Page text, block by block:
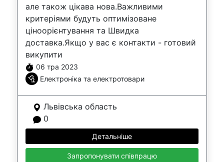
але також цікава нова.Важливими
критеріями будуть оптимізоване
ціноорієнтування та Швидка
доставка.Якщо у вас є контакти - готовий
викупити
06 тра 2023
Електроніка та електротовари
Львівська область
0
Детальніше
Запропонувати співпрацю